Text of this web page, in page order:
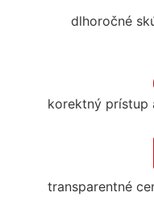
dlhoročné
korektný prístup
transparentné